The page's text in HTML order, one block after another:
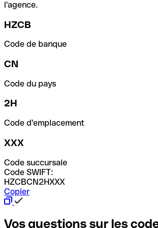
l'agence.
HZCB
Code de banque
CN
Code du pays
2H
Code d'emplacement
XXX
Code succursale
Code SWIFT:
HZCBCN2HXXX
Copier
Vos questions sur les